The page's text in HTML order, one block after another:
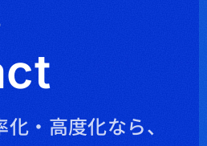
・高度化なら、